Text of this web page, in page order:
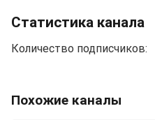
Статистика канала
Количество подписчиков:
Похожие каналы